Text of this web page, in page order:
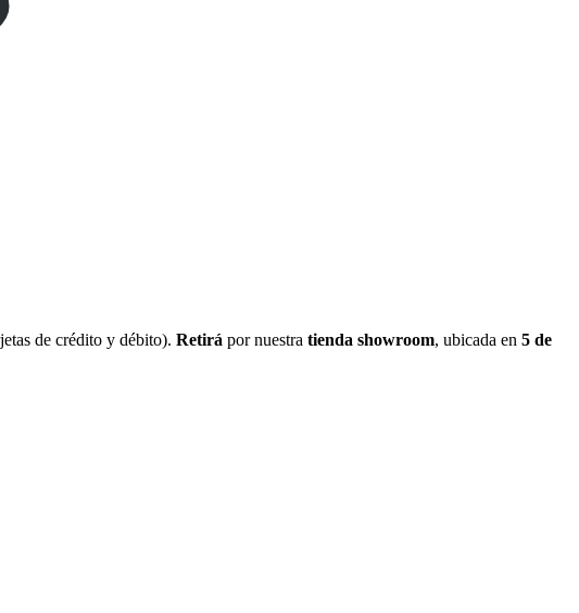
de crédito y débito). Retirá por nuestra tienda showroom, ubicada en 5 de